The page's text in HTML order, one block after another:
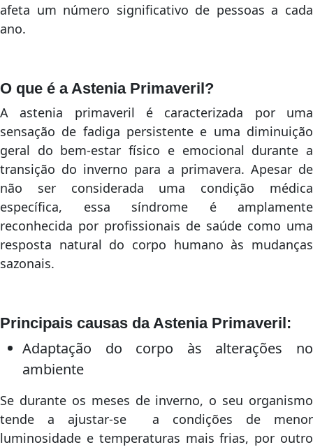
afeta um número significativo de pessoas a cada
ano.
O que é a Astenia Primaveril?
A astenia primaveril é caracterizada por uma
sensação de fadiga persistente e uma diminuição
geral do bem-estar físico e emocional durante a
transição do inverno para a primavera. Apesar de
não ser considerada uma condição médica
específica, essa síndrome é amplamente
reconhecida por profissionais de saúde como uma
resposta natural do corpo humano às mudanças
sazonais.
Principais causas da Astenia Primaveril:
Adaptação do corpo às alterações no
ambiente
Se durante os meses de inverno, o seu organismo
tende a ajustar-se a condições de menor
luminosidade e temperaturas mais frias, por outro